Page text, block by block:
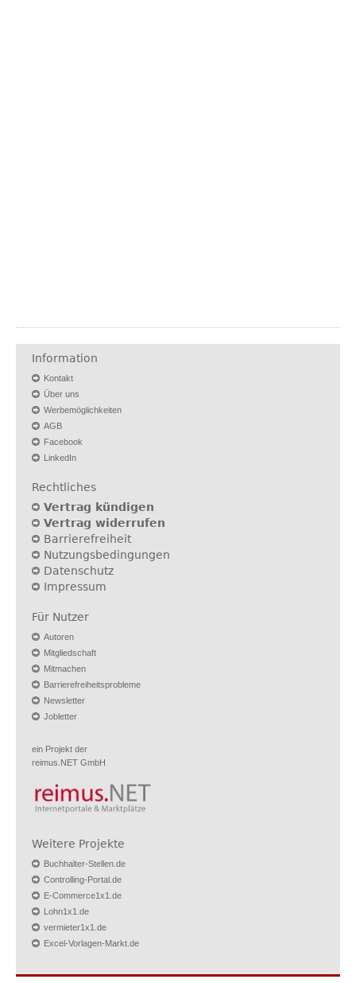
Information
Kontakt
Über uns
Werbemöglichkeiten
AGB
Facebook
LinkedIn
Rechtliches
Vertrag kündigen
Vertrag widerrufen
Barrierefreiheit
Nutzungsbedingungen
Datenschutz
Impressum
Für Nutzer
Autoren
Mitgliedschaft
Mitmachen
Barrierefreiheitsprobleme
Newsletter
Jobletter
ein Projekt der
reimus.NET GmbH
Weitere Projekte
Buchhalter-Stellen.de
Controlling-Portal.de
E-Commerce1x1.de
Lohn1x1.de
vermieter1x1.de
Excel-Vorlagen-Markt.de